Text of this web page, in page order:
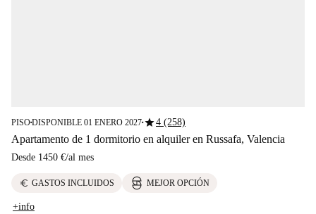
PISO■DISPONIBLE 01 ENERO 2027■star4 (258)
Apartamento de 1 dormitorio en alquiler en Russafa, Valencia
Desde 1450 €/al mes
euro GASTOS INCLUIDOS MEJOR OPCIÓN
+info